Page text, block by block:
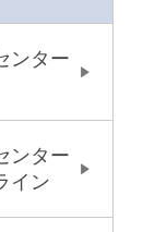
ンター
ンター
イン